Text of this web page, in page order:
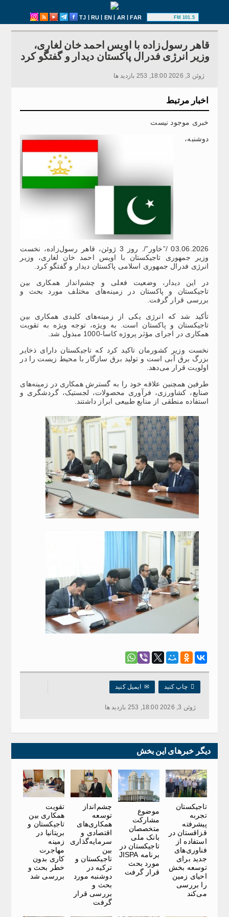
TJ | RU | EN | AR|FAR 101.5 FM
قاهر رسول‌زاده با اویس احمد خان لغاری،
وزیر انرژی فدرال پاکستان دیدار و گفتگو کرد
ژوئن 3, 2026 18:00, 253 بازدید ها
اخبار مرتبط
خبری موجود نیست
دوشنبه،
03.06.2026 /”خاور”/. روز 3 ژوئن، قاهر رسول‌زاده، نخست
وزیر جمهوری تاجیکستان با اویس احمد خان لغاری، وزیر
انرژی فدرال جمهوری اسلامی پاکستان دیدار و گفتگو کرد.
در این دیدار، وضعیت فعلی و چشم‌انداز همکاری بین
تاجیکستان و پاکستان در زمینه‌های مختلف مورد بحث و
بررسی قرار گرفت.
تأکید شد که انرژی یکی از زمینه‌های کلیدی همکاری بین
تاجیکستان و پاکستان است. به ویژه، توجه ویژه‌ به تقویت
همکاری در اجرای مؤثر پروژه کاسا-1000 مبذول شد.
نخست وزیر کشورمان تاکید کرد که تاجیکستان دارای ذخایر
بزرگ برق آبی است و تولید برق سازگار با محیط زیست را در
اولویت قرار می‌دهد.
طرفین همچنین علاقه خود را به گسترش همکاری در زمینه‌های
صنایع، کشاورزی، فرآوری محصولات، لجستیک، گردشگری و
استفاده منطقی از منابع طبیعی ابراز داشتند.
 چاپ کنید ✉ایمیل کنید
ژوئن 3, 2026 18:00, 253 بازدید ها
دیگر خبرهای این بخش
تاجیکستان
تجربه
پیشرفته
قزاقستان در
استفاده از
فناوری‌های
جدید برای
توسعه بخش
احیای زمین
را بررسی
می‌کند
موضوع
مشارکت
متخصصان
بانک ملی
تاجیکستان در
برنامه JISPA
مورد بحث
قرار گرفت
چشم‌انداز
توسعه
همکاری‌های
اقتصادی و
سرمایه‌گذاری
بین
تاجیکستان و
ترکیه در
دوشنبه مورد
بحث و
بررسی قرار
گرفت
تقویت
همکاری بین
تاجیکستان و
بریتانیا در
زمینه
مهاجرت
کاری بدون
خطر بحث و
بررسی شد